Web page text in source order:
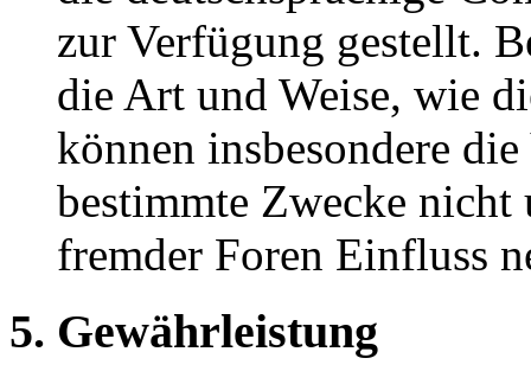
zur Verfügung gestellt.
die Art und Weise, wie
können insbesondere
bestimmte Zwecke nicht
fremder Foren Einfluss
5. Gewährleistung